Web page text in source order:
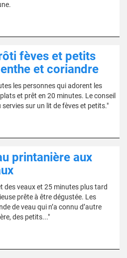
fèves et petits
et coriandre
les personnes qui adorent les
et prêt en 20 minutes. Le conseil
servies sur un lit de fèves et petits."
printanière aux
des veaux et 25 minutes plus tard
prête à être dégustée. Les
de veau qui n’a connu d’autre
des petits..."